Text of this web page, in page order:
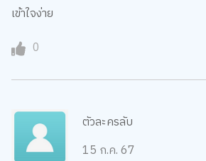
เข้าใจง่าย
0
ตัวละครลับ
15 ก.ค. 67